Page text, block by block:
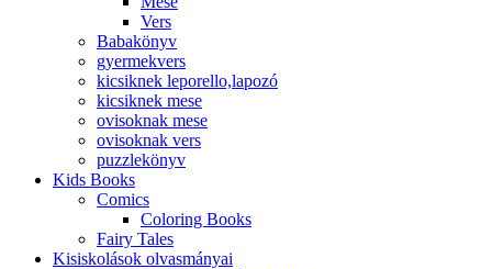
Vers
Babakönyv
gyermekvers
kicsiknek leporello,lapozó
kicsiknek mese
ovisoknak mese
ovisoknak vers
puzzlekönyv
Kids Books
Comics
Coloring Books
Fairy Tales
Kisiskolások olvasmányai